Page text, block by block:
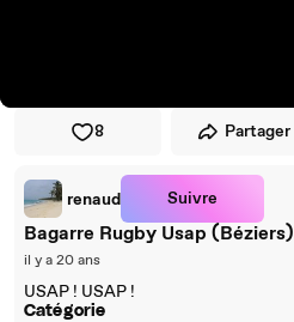
8 Partager
renaud Suivre
Bagarre Rugby Usap (Béziers)
il y a 20 ans
USAP ! USAP !
Catégorie